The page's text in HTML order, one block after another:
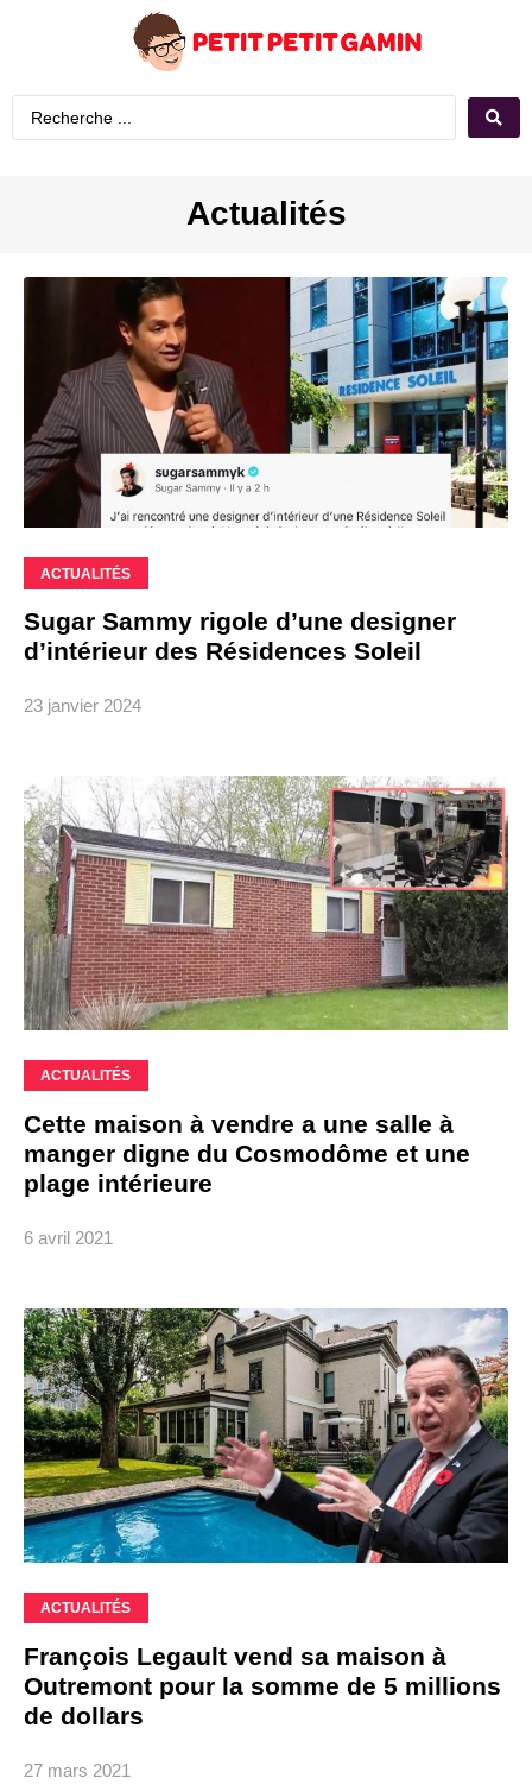
Actualités
ACTUALITÉS
Sugar Sammy rigole d’une designer
d’intérieur des Résidences Soleil
23 janvier 2024
ACTUALITÉS
Cette maison à vendre a une salle à
manger digne du Cosmodôme et une
plage intérieure
6 avril 2021
ACTUALITÉS
François Legault vend sa maison à
Outremont pour la somme de 5 millions
de dollars
27 mars 2021